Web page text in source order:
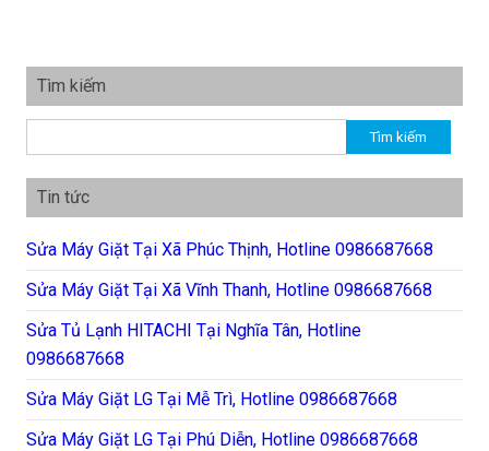
Tìm kiếm
Tin tức
Sửa Máy Giặt Tại Xã Phúc Thịnh, Hotline 0986687668
Sửa Máy Giặt Tại Xã Vĩnh Thanh, Hotline 0986687668
Sửa Tủ Lạnh HITACHI Tại Nghĩa Tân, Hotline
0986687668
Sửa Máy Giặt LG Tại Mễ Trì, Hotline 0986687668
Sửa Máy Giặt LG Tại Phú Diễn, Hotline 0986687668